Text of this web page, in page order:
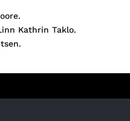
Kathrin Taklo.